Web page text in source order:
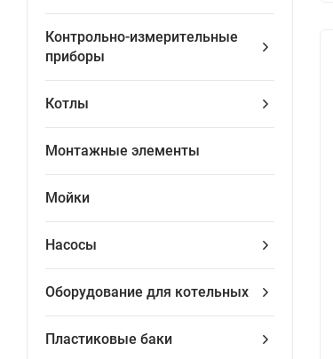
Контрольно-измерительные
приборы
Котлы
Монтажные элементы
Мойки
Насосы
Оборудование для котельных
Пластиковые баки